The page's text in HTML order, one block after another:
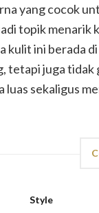
yang cocok
topik menarik
kulit ini berada
tetapi juga tidak
luas sekaligus
Style